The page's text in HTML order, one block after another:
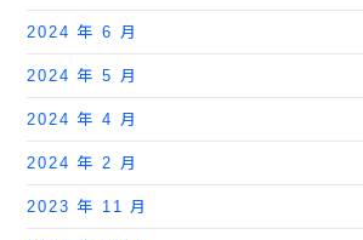
2024 年 6 月
2024 年 5 月
2024 年 4 月
2024 年 2 月
2023 年 11 月